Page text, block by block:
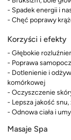
- Spadek energii i
- Chęć poprawy
Korzyści i efekty
- Głębokie
- Poprawa
- Dotlenienie i
komórkowej
- Oczyszczenie
- Lepsza jakość
- Odnowa ciała i
Masaje Spa